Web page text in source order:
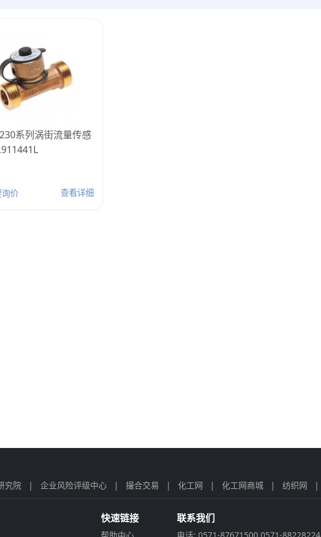
系列涡街流量传感
价 查看详细
究院 | 企业风险评级中心 | 撮合交易 | 化工网 | 化工网商城 | 纺织网 |
快速链接 联系我们